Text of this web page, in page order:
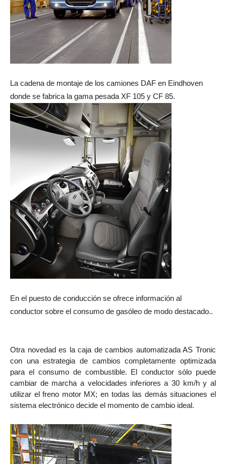
La cadena de montaje de los camiones DAF en Eindhoven
donde se fabrica la gama pesada XF 105 y CF 85.
En el puesto de conducción se ofrece información al
conductor sobre el consumo de gasóleo de modo destacado..
Otra novedad es la caja de cambios automatizada AS Tronic
con una estrategia de cambios completamente optimizada
para el consumo de combustible. El conductor sólo puede
cambiar de marcha a velocidades inferiores a 30 km/h y al
utilizar el freno motor MX; en todas las demás situaciones el
sistema electrónico decide el momento de cambio ideal.